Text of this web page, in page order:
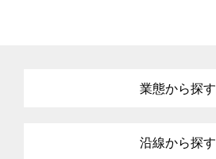
業態から探す
沿線から探す